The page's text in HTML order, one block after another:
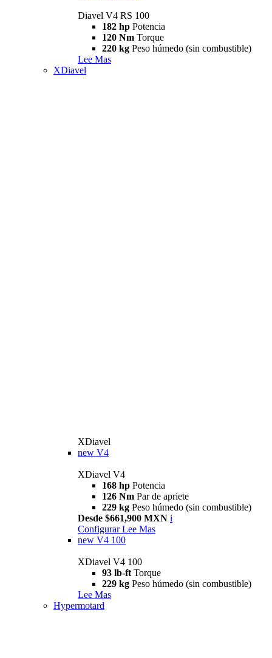
Diavel V4 RS 100
182 hp Potencia
120 Nm Torque
220 kg Peso húmedo (sin combustible)
Lee Mas
XDiavel
XDiavel
new V4
XDiavel V4
168 hp Potencia
126 Nm Par de apriete
229 kg Peso húmedo (sin combustible)
Desde $661,900 MXN i
Configurar Lee Mas
new V4 100
XDiavel V4 100
93 lb-ft Torque
229 kg Peso húmedo (sin combustible)
Lee Mas
Hypermotard